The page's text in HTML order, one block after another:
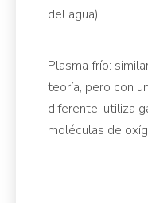
del agua).
Plasma frío:
teoría, pero con
diferente, utiliza
moléculas de